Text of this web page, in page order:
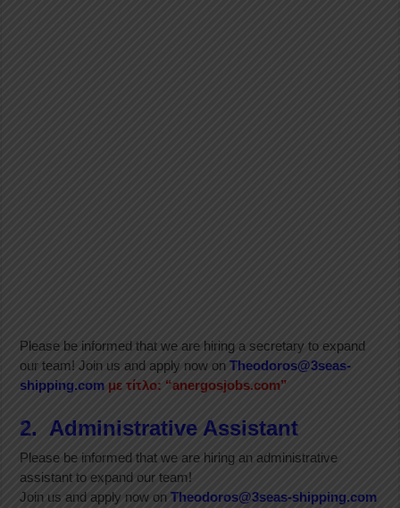
Please be informed that we are hiring a secretary to expand
our team! Join us and apply now onTheodoros@3seas-
shipping.com με τίτλο: “anergosjobs.com”
2. Administrative Assistant
Please be informed that we are hiring an administrative
assistant to expand our team!
Join us and apply now onTheodoros@3seas-shipping.com